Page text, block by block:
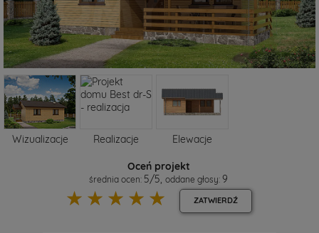
Wizualizacje Realizacje Elewacje
Oceń projekt
średnia ocen: 5/5 oddane głosy: 9
☆
☆
☆
☆
☆ ZATWIERDŹ